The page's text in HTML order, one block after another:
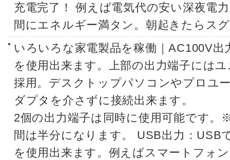
充電完了！ 例えば電気代の安い深夜電
間にエネルギー満タン。朝起きたらス
いろいろな家電製品を稼働｜AC100V
を使用出来ます。上部の出力端子には
採用。デスクトップパソコンやプロユ
ダプタを介さずに接続出来ます。
2個の出力端子は同時に使用可能です。
間は半分になります。 USB出力：USB
を使用出来ます。例えばスマートフォ